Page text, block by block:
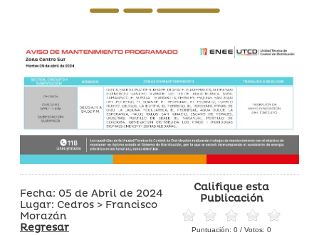
Fecha: 05 de Abril de 2024
Lugar: Cedros > Francisco
Morazán
Regresar
Califique esta
Publicación
Puntuación: 0 / Votos: 0